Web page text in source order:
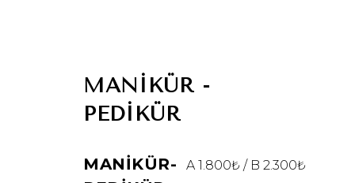
MANIKÜR -
PEDIKÜR
MANIKÜR-
A 1.800₺ / B 2.300₺